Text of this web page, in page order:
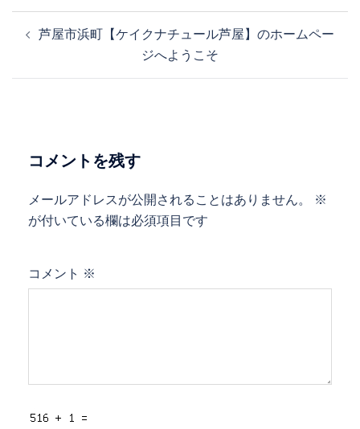
稿
シ
ン
芦屋市浜町【ケイクナチュール芦屋】のホームペー
ジへようこそ
コメントを残す
メールアドレスが公開されることはありません。
※
が付いている欄は必須項目です
コメント ※